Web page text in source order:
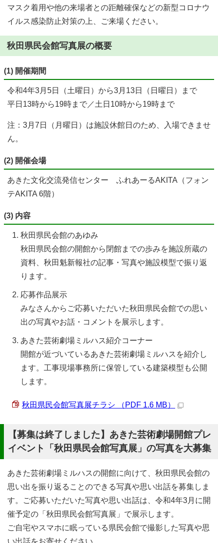
マスク着用や他の来場者との距離確保などの新型コロナウ
イルス感染防止対策の上、ご来場ください。
秋田県民会館写真展の概要
(1) 開催期間
令和4年3月5日（土曜日）から3月13日（日曜日）まで
平日13時から19時まで／土日10時から19時まで
注：3月7日（月曜日）は施設休館日のため、入場できませ
ん。
(2) 開催会場
あきた文化交流発信センター ふれあーるAKITA（フォン
テAKITA 6階）
(3) 内容
秋田県民会館のあゆみ
秋田県民会館の開館から閉館までの歩みを施設所蔵の
資料、秋田魁新報社の記事・写真や施設模型で振り返
ります。
応募作品展示
みなさんからご応募いただいた秋田県民会館での思い
出の写真やお話・コメントを展示します。
あきた芸術劇場ミルハス紹介コーナー
開館が近づいているあきた芸術劇場ミルハスを紹介し
ます。工事現場事務所に保管している建築模型も公開
します。
秋田県民会館写真展チラシ （PDF 1.6 MB）
【募集は終了しました】あきた芸術劇場開館プレ
イベント「秋田県民会館写真展」の写真を大募集
あきた芸術劇場ミルハスの開館に向けて、秋田県民会館の
思い出を振り返ることのできる写真や思い出話を募集しま
す。ご応募いただいた写真や思い出話は、令和4年3月に開
催予定の「秋田県民会館写真展」で展示します。
ご自宅やスマホに眠っている県民会館で撮影した写真や思
い出話をお寄せください。